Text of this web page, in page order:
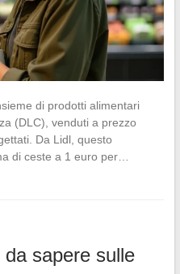
di prodotti alimentari
(DLC), venduti a prezzo
Da Lidl, questo
di ceste a 1 euro per…
da sapere sulle